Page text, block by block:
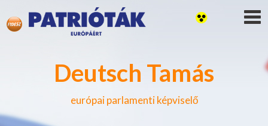
Deutsch Tamás
európai parlamenti képviselő